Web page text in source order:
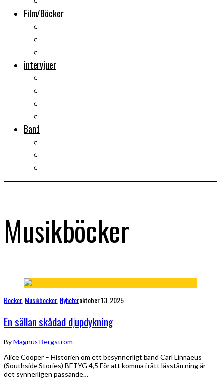
Film/Böcker
intervjuer
Band
Musikböcker
Böcker,Musikböcker,Nyheteroktober 13, 2025
En sällan skådad djupdykning
ByMagnus Bergström
Alice Cooper – Historien om ett besynnerligt band Carl Linnaeus
(Southside Stories) BETYG 4,5 För att komma i rätt lässtämning är
det synnerligen passande…